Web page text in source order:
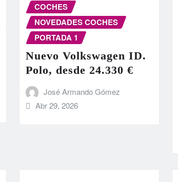
COCHES
NOVEDADES COCHES
PORTADA 1
Nuevo Volkswagen ID.
Polo, desde 24.330 €
José Armando Gómez
Abr 29, 2026